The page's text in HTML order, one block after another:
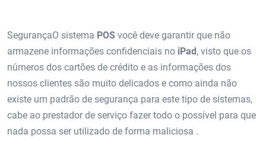
SegurançaO sistema POS você deve garantir que não
armazene informações confidenciais no iPad , visto que os
números dos cartões de crédito e as informações dos
nossos clientes são muito delicados e como ainda não
existe um padrão de segurança para este tipo de sistemas,
cabe ao prestador de serviço fazer todo o possível para que
nada possa ser utilizado de forma maliciosa .